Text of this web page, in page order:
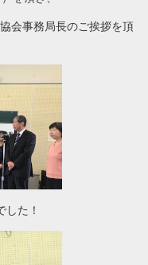
会事務局長のご挨拶を頂
た！